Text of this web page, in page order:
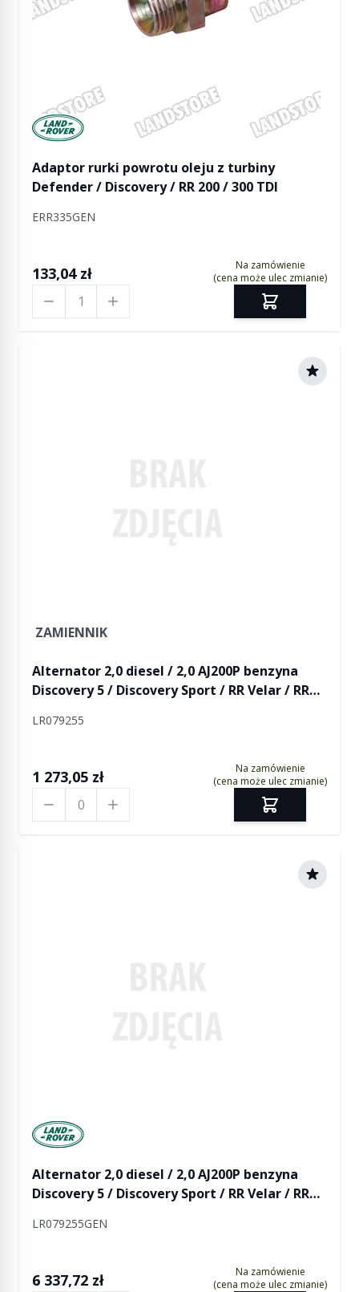
Manufactured by Land rover
Adaptor rurki powrotu oleju z turbiny
Defender / Discovery / RR 200 / 300 TDI
ERR335GEN
133,04 zł
Na zamówienie
(cena może ulec zmianie)
ZAMIENNIK
Alternator 2,0 diesel / 2,0 AJ200P benzyna
Discovery 5 / Discovery Sport / RR Velar / RR
przedniej)
LR079255
1 273,05 zł
Na zamówienie
(cena może ulec zmianie)
Manufactured by Land rover
Alternator 2,0 diesel / 2,0 AJ200P benzyna
Discovery 5 / Discovery Sport / RR Velar / RR
przedniej)
LR079255GEN
6 337,72 zł
Na zamówienie
(cena może ulec zmianie)